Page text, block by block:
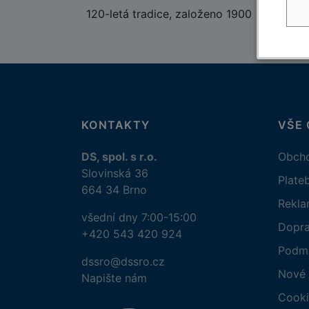
120-letá tradice, založeno 1900
KONTAKTY
DS, spol. s r.o.
Slovinská 36
664 34 Brno
všední dny 7:00-15:00
+420 543 420 924
dssro@dssro.cz
Napište nám
VŠE
Nové